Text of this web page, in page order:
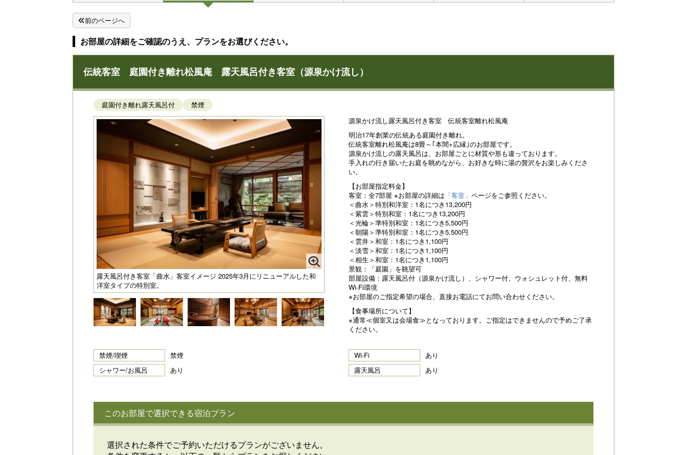
前のページへ
お部屋の詳細をご確認のうえ、プランをお選びください。
伝統客室 庭園付き離れ松風庵 露天風呂付き客室（源泉かけ流し）
庭園付き離れ露天風呂付 禁煙
露天風呂付き客室「曲水」客室イメージ 2025年3月にリニューアルした和
洋室タイプの特別室。
源泉かけ流し露天風呂付き客室 伝統客室離れ松風庵
明治17年創業の伝統ある庭園付き離れ。
伝統客室離れ松風庵は8畳～｢本間+広縁｣のお部屋です。
源泉かけ流しの露天風呂は、お部屋ごとに材質や形も違っております。
手入れの行き届いたお庭を眺めながら、お好きな時に湯の贅沢をお楽しみくださ
い。
【お部屋指定料金】
客室：全7部屋 ※お部屋の詳細は 「客室」 ページをご参照ください。
＜曲水＞特別和洋室：1名につき13,200円
＜紫雲＞特別和室：1名につき13,200円
＜光輪＞準特別和室：1名につき5,500円
＜朝陽＞準特別和室：1名につき5,500円
＜雲井＞和室：1名につき1,100円
＜淡雪＞和室：1名につき1,100円
＜相生＞和室：1名につき1,100円
景観：「庭園」を眺望可
部屋設備：露天風呂付（源泉かけ流し）、シャワー付、ウォシュレット付、無料
Wi-Fi環境
※お部屋のご指定希望の場合、直接お電話にてお問い合わせください。
【食事場所について】
※通常≪個室又は会場食≫となっております。ご指定はできませんので予めご了承
ください。
禁煙/喫煙 禁煙 Wi-Fi
あり
シャワー/お風呂
あり 露天風呂 あり
このお部屋で選択できる宿泊プラン
選択された条件でご予約いただけるプランがございません。